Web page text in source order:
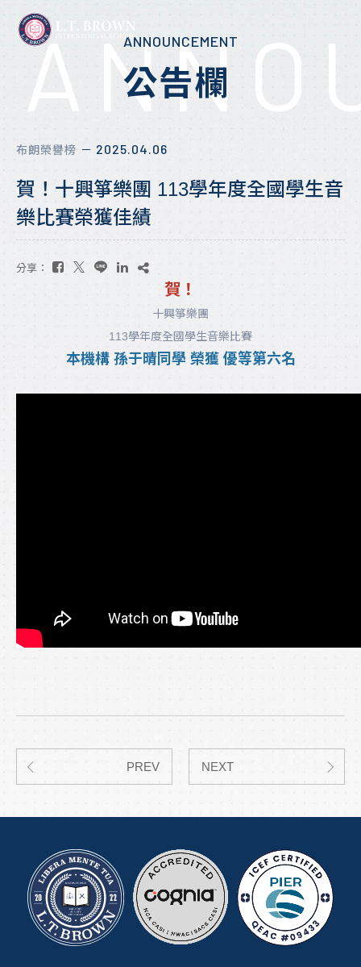
ANNOUNCEMENT
公告欄
布朗榮譽榜 － 2025.04.06
賀！十興箏樂團 113學年度全國學生音
樂比賽榮獲佳績
分享：
賀！
十興箏樂團
113學年度全國學生音樂比賽
本機構 孫于晴同學 榮獲 優等第六名
PREV NEXT